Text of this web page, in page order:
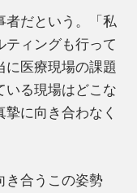
だという。「私
ティングも行って
に医療現場の課題
いる現場はどこな
に向き合わなく
き合うこの姿勢